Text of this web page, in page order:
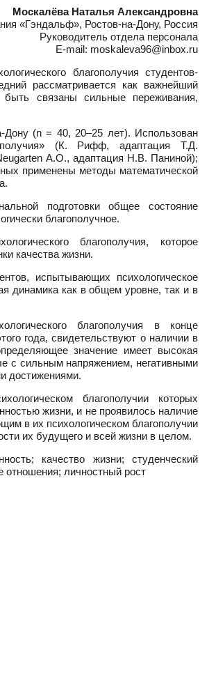
Москалёва Наталья Александровна
«Гэндальф», Ростов-на-Дону, Россия
Руководитель отдела персонала
E-mail: moskaleva96@inbox.ru
благополучия студентов-
рассматривается как важнейший
связаны сильные переживания,
Дону (n = 40, 20–25 лет). Использован
(К. Рифф, адаптация Т.Д.
А.О., адаптация Н.В. Паниной);
применены методы математической
подготовки общее состояние
благополучное.
благополучия, которое
качества жизни.
испытывающих психологическое
динамика как в общем уровне, так и в
благополучия в конце
года, свидетельствуют о наличии в
значение имеет высокая
с сильным напряжением, негативными
достижениями.
благополучии которых
жизни, и не проявилось наличие
в их психологическом благополучии
их будущего и всей жизни в целом.
качество жизни; студенческий
отношения; личностный рост